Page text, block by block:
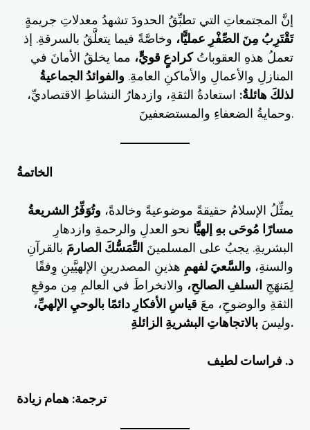
إنَّ المجتمعاتِ التي تطبِّقُ الحدودَ تشهدُ معدلاتِ جريمةٍ
تَقْتَرِبُ مِنَ الصِّفْرِ عمليًّا، وخاصَّةً فيما يتعلَّقُ بالسرقةِ. إذ
تعملُ هذهِ العقوباتُكرادعٍ قويٍّ، مما يخلقُ الأمانَ في
المنازلِ والأعمالِ والأماكنِ العامةِ. والفوائدُ الجماعيةُ
لذلكَ هائلةٌ: استعادةُ الثقةِ، وازدهارُ النشاطِ الاقتصاديِّ،
وحمايةُ الضعفاءِ والمستضعفينَ.
الخاتمةُ
يمثِّلُ الإسلامُ حقيقةً موضوعيةً وخالدةً، وتُوَفِّرُ الشريعةُ
مسارًا مُوحَى بهِ إلهيًّا نحو العدلِ والرحمةِ وازدهارِ
البشريةِ. يجبُ على المسلمينَ التَّمَسُّكَ الصارمَ بالقرآنِ
والسنةِ، والسَّعيَ لفهمِ هذينِ المصدرينِ الإلهيَّينِ وِفقًا
لِمَنهَجِ السلفِ الصالحِ، والانخراطَ في العالمِ مِن موقعِ
الثقةِ والوضوحِ، معَ قياسِ الأفكارِ دائمًا بالوحيِ الإلهيِّ،
وليسَبالاتجاهاتِ البشريةِ الزائلةِ.
د. فراسات لطيف
ترجمة: همام زيادة